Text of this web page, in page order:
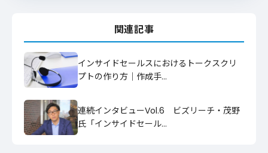
関連記事
インサイドセールスにおけるトークスクリ
プトの作り方｜作成手…
連続インタビューVol.6 ビズリーチ・茂野
氏「インサイドセール…